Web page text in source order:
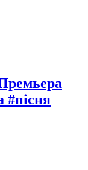
#пісня